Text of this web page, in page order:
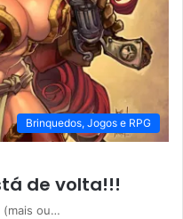
Brinquedos, Jogos e RPG
de volta!!!
(mais ou…